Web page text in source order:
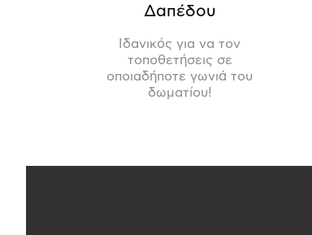
Δαπέδου
Ιδανικός για να τον
τοποθετήσεις σε
οποιαδήποτε γωνιά του
δωματίου!